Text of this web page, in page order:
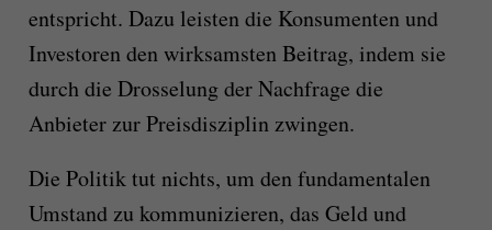
entspricht. Dazu leisten die Konsumenten und
Investoren den wirksamsten Beitrag, indem sie
durch die Drosselung der Nachfrage die
Anbieter zur Preisdisziplin zwingen.
Die Politik tut nichts, um den fundamentalen
Umstand zu kommunizieren, das Geld und